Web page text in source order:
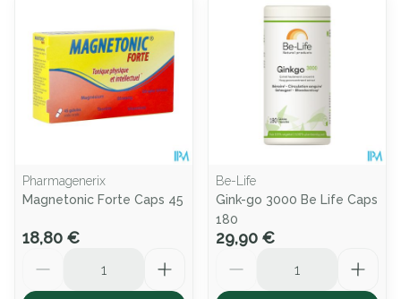
Pharmagenerix
Magnetonic Forte Caps 45
18,80 €
Be-Life
Gink-go 3000 Be Life Caps
180
29,90 €